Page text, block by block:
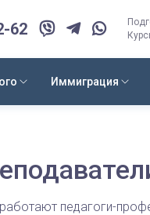
62
Иммиграция
педагоги-